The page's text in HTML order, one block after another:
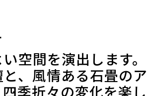
空間を演出します。
、風情ある石畳のア
季折々の変化を楽し